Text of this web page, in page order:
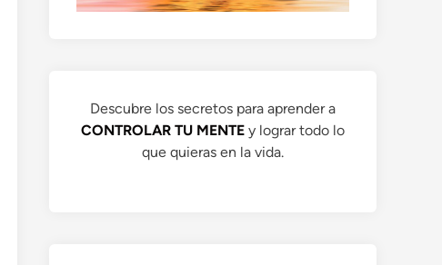
Descubre los secretos para aprender a
CONTROLAR TU MENTE y lograr todo lo
que quieras en la vida.